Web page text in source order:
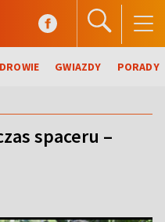
GWIAZDY PORADY
spaceru –